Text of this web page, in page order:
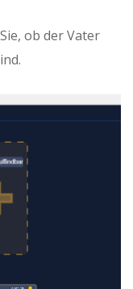
ob der Vater